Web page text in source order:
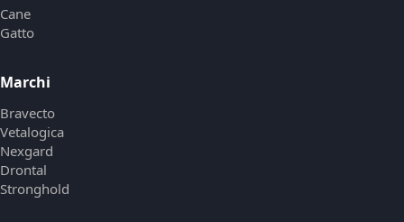
Cane
Gatto
Marchi
Bravecto
Vetalogica
Nexgard
Drontal
Stronghold